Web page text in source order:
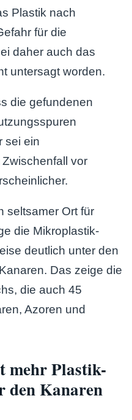
Plastik nach
für die
daher auch das
untersagt worden.
die gefundenen
sei ein
vor
seltsamer Ort für
die Mikroplastik-
deutlich unter den
Das zeige die
die auch 45
Azoren und
mehr Plastik-
den Kanaren